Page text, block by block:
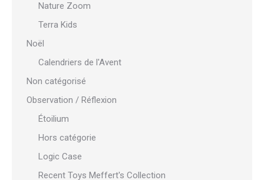
Nature Zoom
Terra Kids
Noël
Calendriers de l'Avent
Non catégorisé
Observation / Réflexion
Étoilium
Hors catégorie
Logic Case
Recent Toys Meffert's Collection